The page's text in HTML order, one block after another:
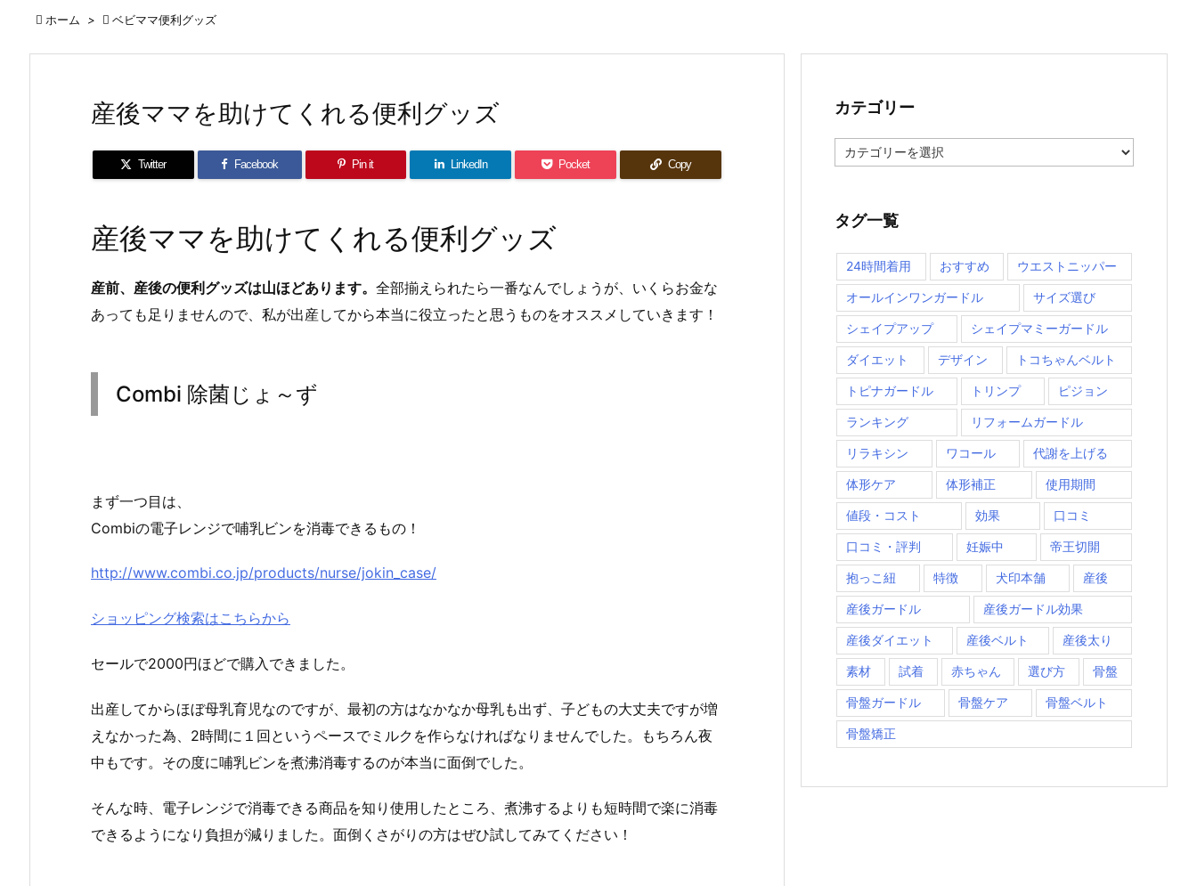
 ホーム >  ベビママ便利グッズ
産後ママを助けてくれる便利グッズ
Twitter Facebook Pin it LinkedIn Pocket Copy
産後ママを助けてくれる便利グッズ
産前、産後の便利グッズは山ほどあります。 全部揃えられたら一番なんでしょうが、いくらお金な
あっても足りませんので、私が出産してから本当に役立ったと思うものをオススメしていきます！
Combi 除菌じょ～ず
まず一つ目は、
Combiの電子レンジで哺乳ビンを消毒できるもの！
http://www.combi.co.jp/products/nurse/jokin_case/
ショッピング検索はこちらから
セールで2000円ほどで購入できました。
出産してからほぼ母乳育児なのですが、最初の方はなかなか母乳も出ず、子どもの大丈夫ですが増
えなかった為、2時間に１回というペースでミルクを作らなければなりませんでした。もちろん夜
中もです。その度に哺乳ビンを煮沸消毒するのが本当に面倒でした。
そんな時、電子レンジで消毒できる商品を知り使用したところ、煮沸するよりも短時間で楽に消毒
できるようになり負担が減りました。面倒くさがりの方はぜひ試してみてください！
カテゴリー
テ
ー
タグ一覧
24時間着用 おすすめ ウエストニッパー
オールインワンガードル サイズ選び
シェイプアップ シェイプマミーガードル
ダイエット デザイン トコちゃんベルト
トピナガードル トリンプ ピジョン
ランキング リフォームガードル
リラキシン ワコール 代謝を上げる
体形ケア 体形補正 使用期間
値段・コスト 効果 口コミ
口コミ・評判 妊娠中 帝王切開
抱っこ紐 特徴 犬印本舗 産後
産後ガードル 産後ガードル効果
産後ダイエット 産後ベルト 産後太り
素材 試着 赤ちゃん 選び方 骨盤
骨盤ガードル 骨盤ケア 骨盤ベルト
骨盤矯正